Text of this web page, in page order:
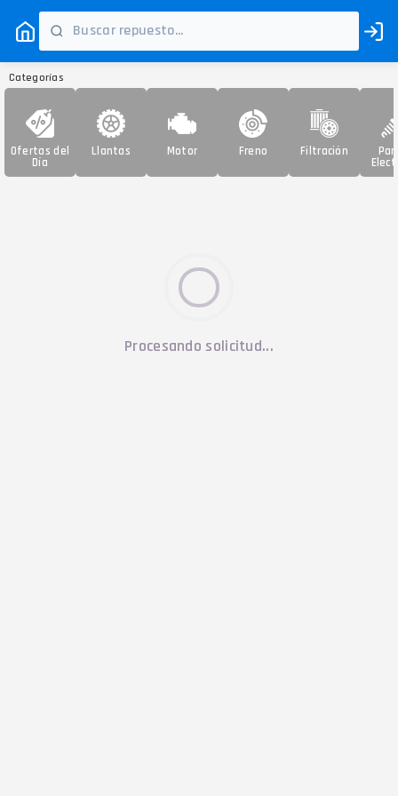
Categorías
Ofertas del
Día
Llantas Motor Freno Filtración
Procesando solicitud...